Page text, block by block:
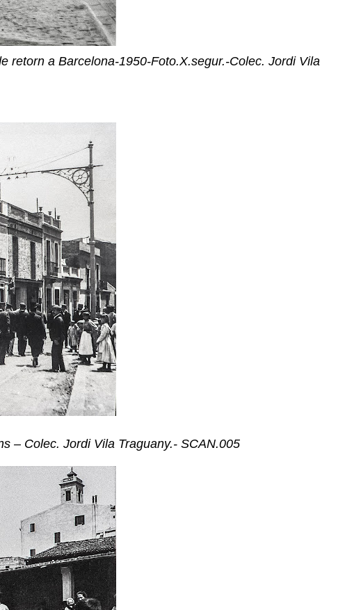
retorn a Barcelona-1950-Foto.X.segur.-Colec. Jordi Vila
– Colec. Jordi Vila Traguany.- SCAN.005